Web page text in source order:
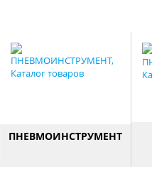
ПНЕВМОИНСТРУМЕНТ